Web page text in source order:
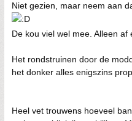
Niet gezien, maar neem aan
De kou viel wel mee. Alleen af
Het rondstruinen door de
het donker alles enigszins
Heel vet trouwens hoeveel